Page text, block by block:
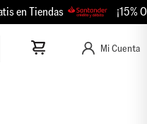
¡15% OFF
Mi Cuenta